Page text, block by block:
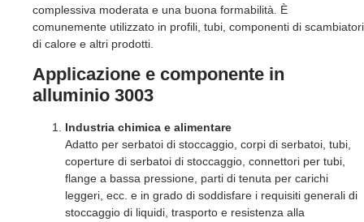
complessiva moderata e una buona formabilità. È
comunemente utilizzato in profili, tubi, componenti di scambiatori
di calore e altri prodotti.
Applicazione e componente in
alluminio 3003
Industria chimica e alimentare
Adatto per serbatoi di stoccaggio, corpi di serbatoi, tubi,
coperture di serbatoi di stoccaggio, connettori per tubi,
flange a bassa pressione, parti di tenuta per carichi
leggeri, ecc. e in grado di soddisfare i requisiti generali di
stoccaggio di liquidi, trasporto e resistenza alla